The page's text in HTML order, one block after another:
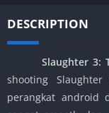
DESCRIPTION
Slaughter 3:
shooting
perangkat android